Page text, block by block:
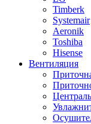
Timberk
Systemair
Aeronik
Toshiba
Hisense
Вентиляция